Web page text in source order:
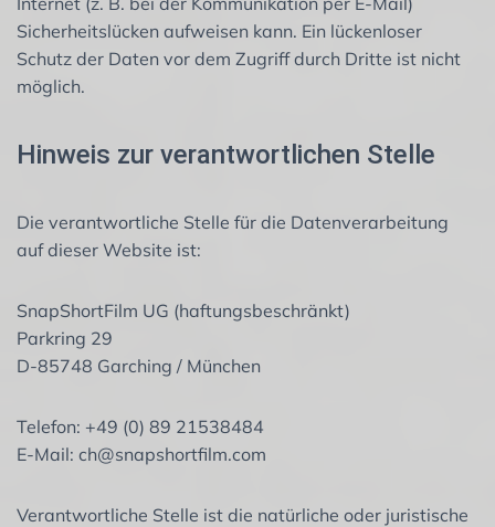
Sicherheitslücken aufweisen kann. Ein lückenloser
Schutz der Daten vor dem Zugriff durch Dritte ist nicht
möglich.
Hinweis zur verantwortlichen Stelle
Die verantwortliche Stelle für die Datenverarbeitung
auf dieser Website ist:
SnapShortFilm UG (haftungsbeschränkt)
Parkring 29
D-85748 Garching / München
Telefon: +49 (0) 89 21538484
E-Mail: ch@snapshortfilm.com
Verantwortliche Stelle ist die natürliche oder juristische